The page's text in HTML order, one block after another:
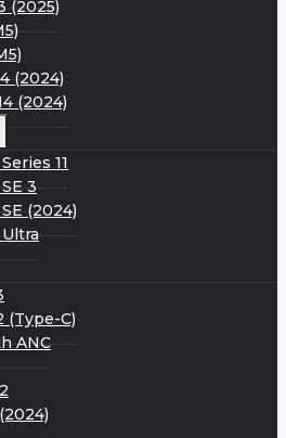
(2025)
(2024)
(2024)
11
3
(2024)
(Type-C)
ANC